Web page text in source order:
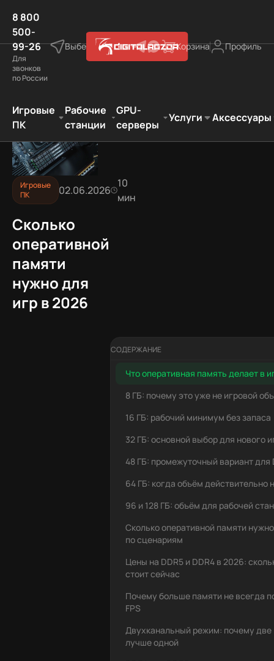
8 800
500-
99-26
Для
звонков
по России
Выберите город Корзина Профиль
Игровые
ПК
Рабочие
станции
GPU-
серверы
Услуги Аксессуары
Игровые
ПК
02.06.2026
10
мин
Сколько
оперативной
памяти
нужно для
игр в 2026
СОДЕРЖАНИЕ
Что оперативная память делает в
8 ГБ: почему это уже не игровой
16 ГБ: рабочий минимум без запаса
32 ГБ: основной выбор для нового
48 ГБ: промежуточный вариант для
64 ГБ: когда объём действительно
96 и 128 ГБ: объём для рабочей
Сколько оперативной памяти
по сценариям
Цены на DDR5 и DDR4 в 2026:
стоит сейчас
Почему больше памяти не всегда
FPS
Двухканальный режим: почему две
лучше одной